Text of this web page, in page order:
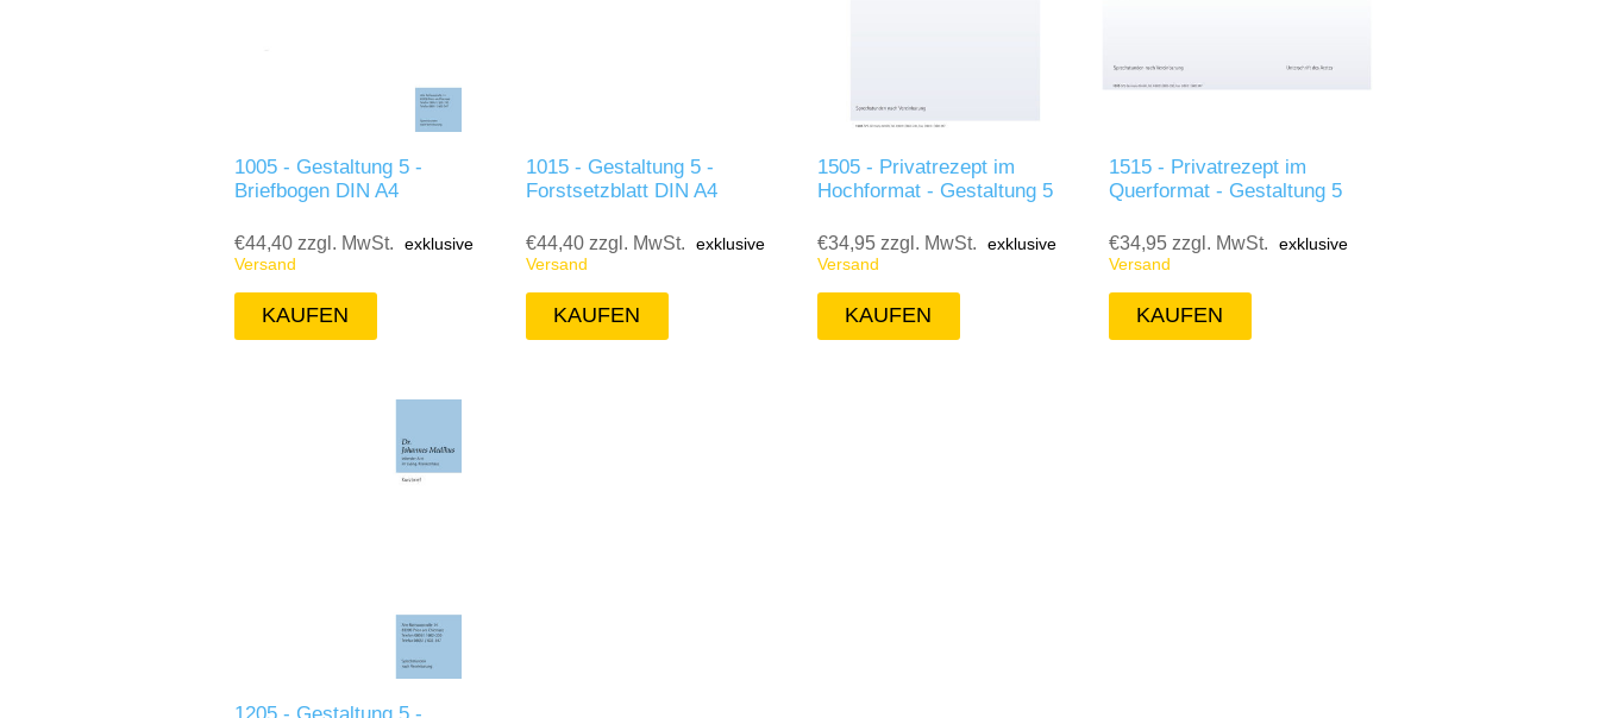
1005 - Gestaltung 5 -
Briefbogen DIN A4
€44,40 zzgl. MwSt.
exklusive
Versand
1015 - Gestaltung 5 -
Forstsetzblatt DIN A4
€44,40 zzgl. MwSt.
exklusive
Versand
1505 - Privatrezept im
Hochformat - Gestaltung 5
€34,95 zzgl. MwSt.
exklusive
Versand
1515 - Privatrezept im
Querformat - Gestaltung 5
€34,95 zzgl. MwSt.
exklusive
Versand